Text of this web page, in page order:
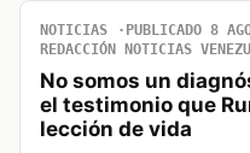
NOTICIAS PUBLICADO 8
REDACCIÓN NOTICIAS
No somos un
el testimonio que
lección de vida